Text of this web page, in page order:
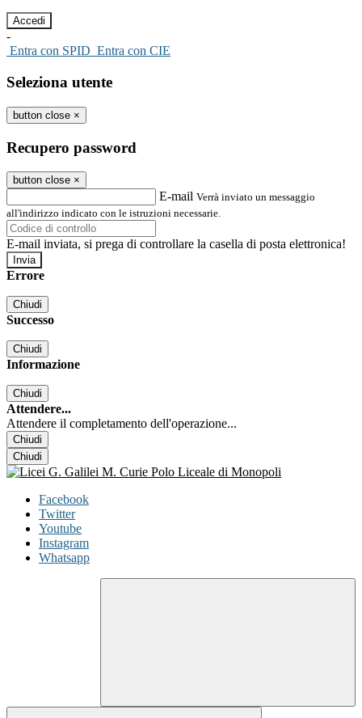
-
Entra con SPID Entra con CIE
Seleziona utente
button close ×
Recupero password
button close ×
E-mail Verrà inviato un messaggio
all'indirizzo indicato con le istruzioni necessarie.
E-mail inviata, si prega di controllare la casella di posta elettronica!
Errore
Chiudi
Successo
Chiudi
Informazione
Chiudi
Attendere...
Attendere il completamento dell'operazione...
Chiudi
Chiudi
Facebook
Twitter
Youtube
Instagram
Whatsapp